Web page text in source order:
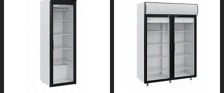
Комфортный сервис
В нашем магазине можно получить
профессиональную консультацию по